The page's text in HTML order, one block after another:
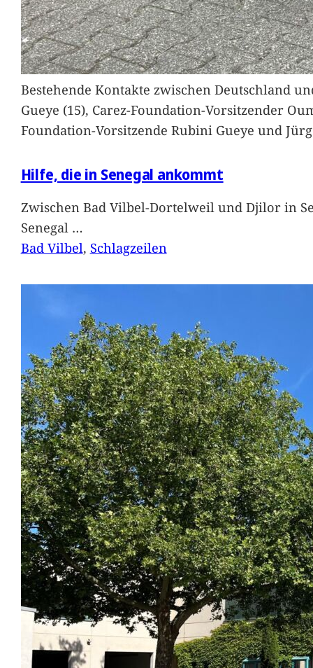
Bestehende Kontakte zwischen Deutschland
Gueye (15), Carez-Foundation-Vorsitzender
Foundation-Vorsitzende Rubini Gueye und
Hilfe, die in Senegal ankommt
Zwischen Bad Vilbel-Dortelweil und Djilor in
Senegal …
Bad Vilbel, Schlagzeilen